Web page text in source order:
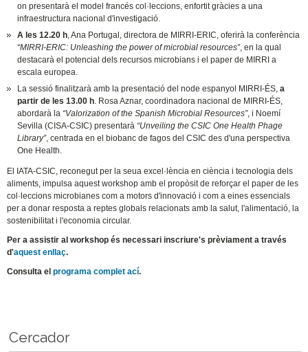
on presentarà el model francés col·leccions, enfortit gràcies a una
infraestructura nacional d'investigació.
A les 12.20 h, Ana Portugal, directora de MIRRI-ERIC, oferirà la conferència
“MIRRI-ERIC: Unleashing the power of microbial resources”, en la qual
destacarà el potencial dels recursos microbians i el paper de MIRRI a
escala europea.
La sessió finalitzarà amb la presentació del node espanyol MIRRI-ÉS,a
partir de les 13.00 h. Rosa Aznar, coordinadora nacional de MIRRI-ÉS,
abordarà la “Valorization of the Spanish Microbial Resources”, i Noemí
Sevilla (CISA-CSIC) presentarà “Unveiling the CSIC One Health Phage
Library”, centrada en el biobanc de fagos del CSIC des d'una perspectiva
One Health.
El IATA-CSIC, reconegut per la seua excel·lència en ciència i tecnologia dels
aliments, impulsa aquest workshop amb el propòsit de reforçar el paper de les
col·leccions microbianes com a motors d'innovació i com a eines essencials
per a donar resposta a reptes globals relacionats amb la salut, l'alimentació, la
sostenibilitat i l'economia circular.
Per a assistir al workshop és necessari inscriure's prèviament a través
d'aquest enllaç.
Consulta elprograma complet ací.
Cercador